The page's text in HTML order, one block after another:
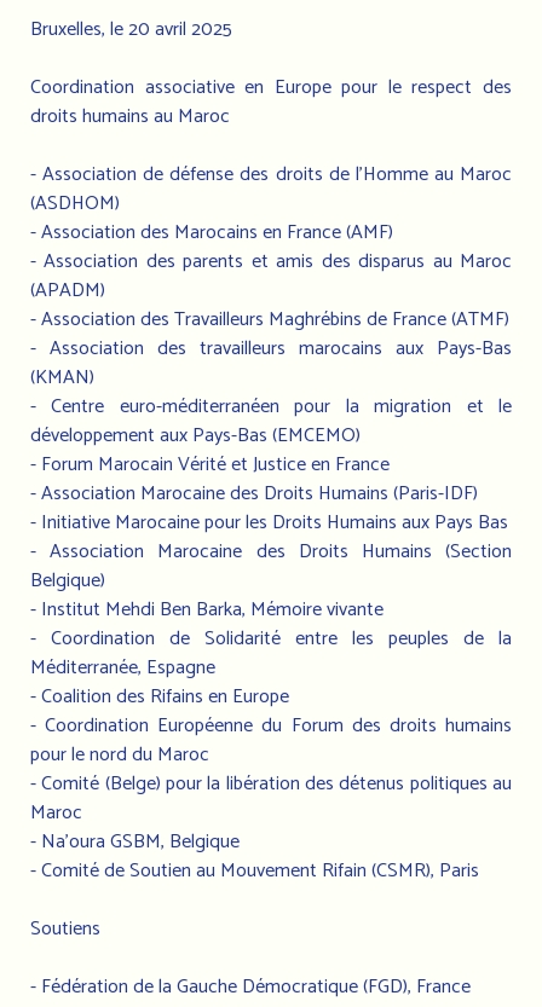
Bruxelles, le 20 avril 2025
Coordination associative en Europe pour le respect des
droits humains au Maroc
- Association de défense des droits de l’Homme au Maroc
(ASDHOM)
- Association des Marocains en France (AMF)
- Association des parents et amis des disparus au Maroc
(APADM)
- Association des Travailleurs Maghrébins de France (ATMF)
- Association des travailleurs marocains aux Pays-Bas
(KMAN)
- Centre euro-méditerranéen pour la migration et le
développement aux Pays-Bas (EMCEMO)
- Forum Marocain Vérité et Justice en France
- Association Marocaine des Droits Humains (Paris-IDF)
- Initiative Marocaine pour les Droits Humains aux Pays Bas
- Association Marocaine des Droits Humains (Section
Belgique)
- Institut Mehdi Ben Barka, Mémoire vivante
- Coordination de Solidarité entre les peuples de la
Méditerranée, Espagne
- Coalition des Rifains en Europe
- Coordination Européenne du Forum des droits humains
pour le nord du Maroc
- Comité (Belge) pour la libération des détenus politiques au
Maroc
- Na’oura GSBM, Belgique
- Comité de Soutien au Mouvement Rifain (CSMR), Paris
Soutiens
- Fédération de la Gauche Démocratique (FGD), France